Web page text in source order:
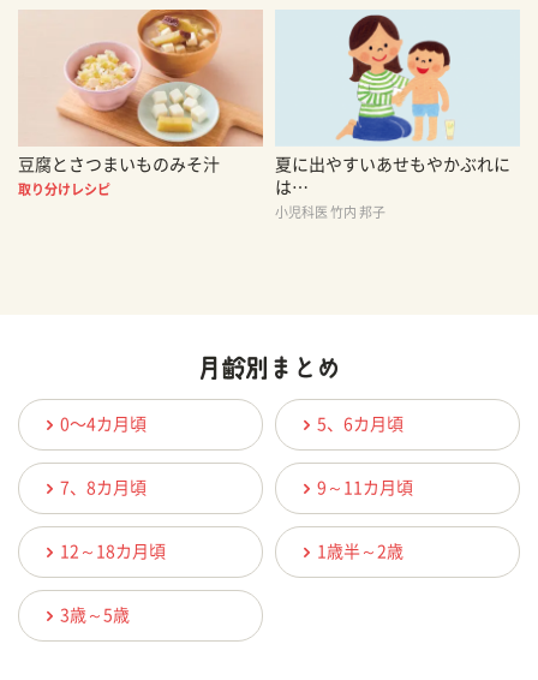
豆腐とさつまいものみそ汁
取り分けレシピ
夏に出やすいあせもやかぶれに
は…
小児科医 竹内 邦子
0〜4カ月頃 5、6カ月頃
7、8カ月頃 9～11カ月頃
12～18カ月頃 1歳半～2歳
3歳～5歳